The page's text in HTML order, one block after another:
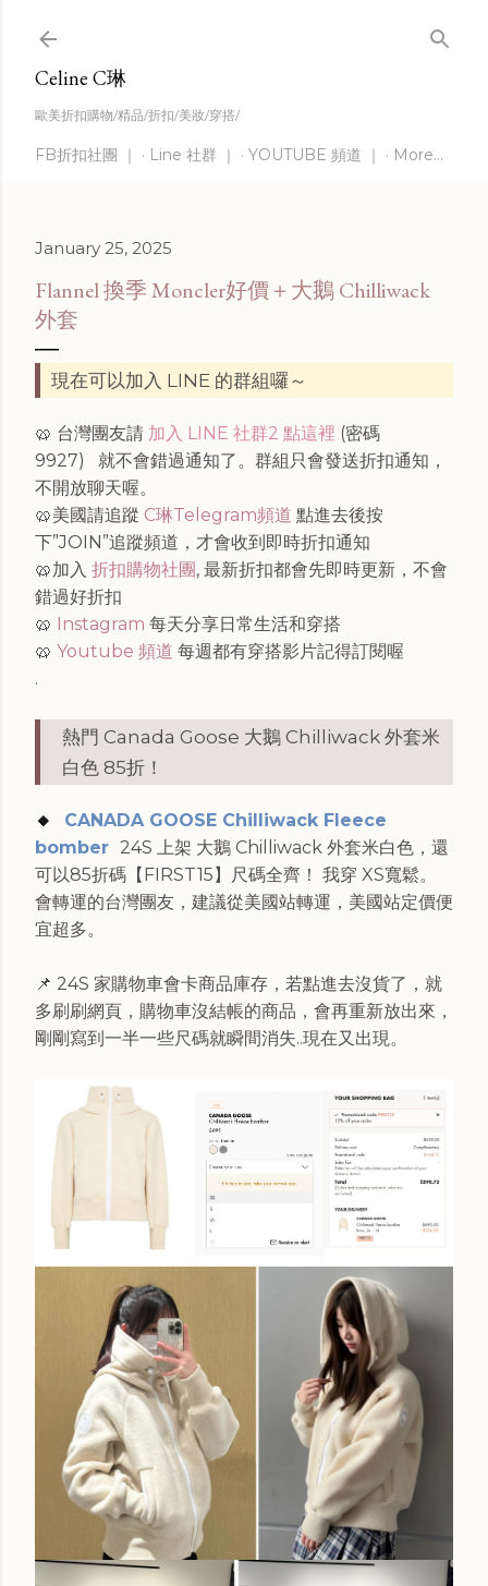
Celine C琳
歐美折扣購物/精品/折扣/美妝/穿搭/
FB折扣社團 ｜ Line 社群 ｜ YOUTUBE 頻道 ｜ More…
January 25, 2025
Flannel 換季 Moncler好價＋大鵝 Chilliwack
外套
現在可以加入 LINE 的群組囉～
🥨 台灣團友請 加入 LINE 社群2 點這裡 (密碼
9927)
就不會錯過通知了。群組只會發送折扣通知，
不開放聊天喔。
🥨美國請追蹤 C琳Telegram頻道 點進去後按
下”JOIN”追蹤頻道，才會收到即時折扣通知
🥨加入 折扣購物社團, 最新折扣都會先即時更新，不會
錯過好折扣
🥨 Instagram 每天分享日常生活和穿搭
🥨 Youtube 頻道 每週都有穿搭影片記得訂閱喔
.
熱門 Canada Goose 大鵝 Chilliwack 外套米
白色 85折！
🔸 CANADA GOOSE Chilliwack Fleece
bomber 24S 上架 大鵝 Chilliwack 外套米白色，還
可以85折碼【FIRST15】尺碼全齊！ 我穿 XS寬鬆。
會轉運的台灣團友，建議從美國站轉運，美國站定價便
宜超多。
📌 24S 家購物車會卡商品庫存，若點進去沒貨了，就
多刷刷網頁，購物車沒結帳的商品，會再重新放出來，
剛剛寫到一半一些尺碼就瞬間消失..現在又出現。